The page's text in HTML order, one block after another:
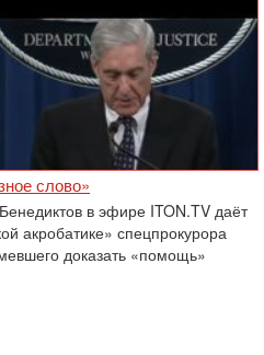
слово»
в эфире ITON.TV даёт
акробатике» спецпрокурора
доказать «помощь»